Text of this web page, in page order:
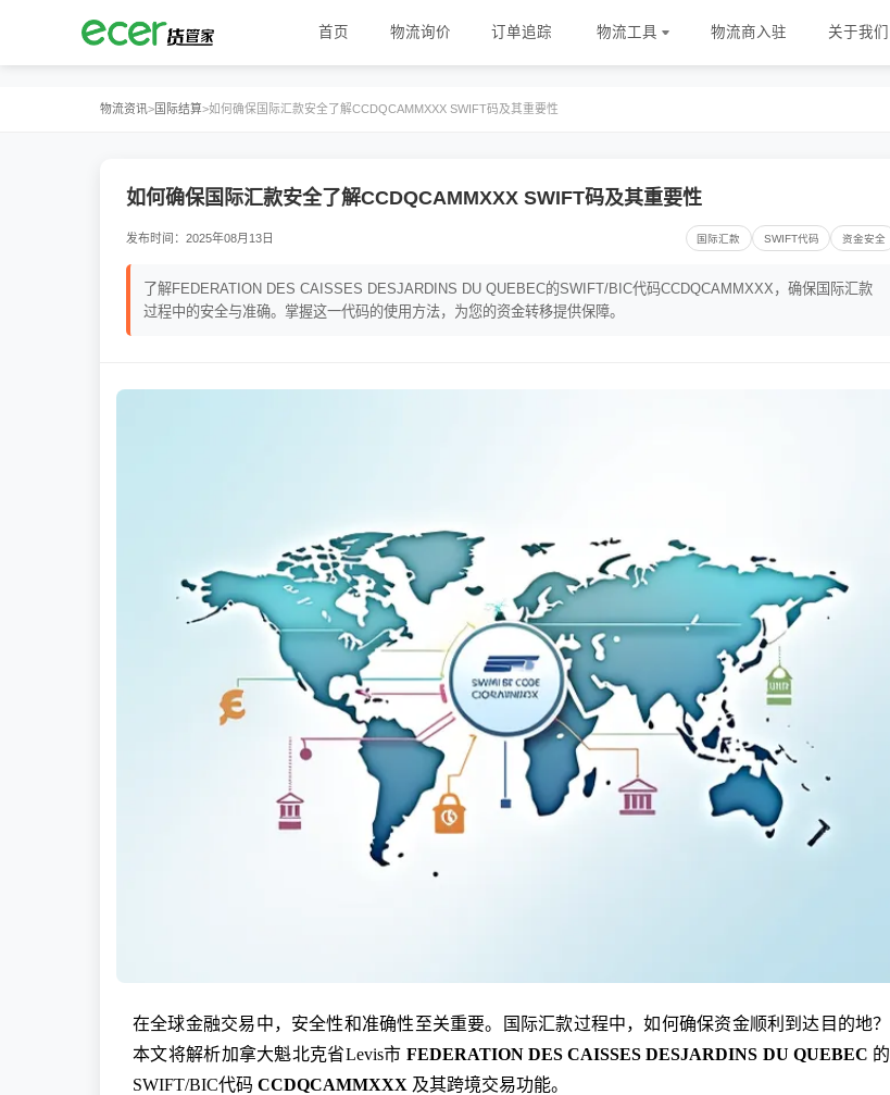
首页 物流询价 订单追踪 物流工具 物流商入驻 关于我们
物流资讯>国际结算>如何确保国际汇款安全了解CCDQCAMMXXX SWIFT码及其重要性
如何确保国际汇款安全了解CCDQCAMMXXX SWIFT码及其重要性
发布时间：2025年08月13日 国际汇款 SWIFT代码 资金安全
了解FEDERATION DES CAISSES DESJARDINS DU QUEBEC的SWIFT/BIC代码CCDQCAMMXXX，确保国际汇款
过程中的安全与准确。掌握这一代码的使用方法，为您的资金转移提供保障。
在全球金融交易中，安全性和准确性至关重要。国际汇款过程中，如何确保资金顺利到达目的地？
本文将解析加拿大魁北克省Levis市 FEDERATION DES CAISSES DESJARDINS DU QUEBEC 的
SWIFT/BIC代码 CCDQCAMMXXX 及其跨境交易功能。